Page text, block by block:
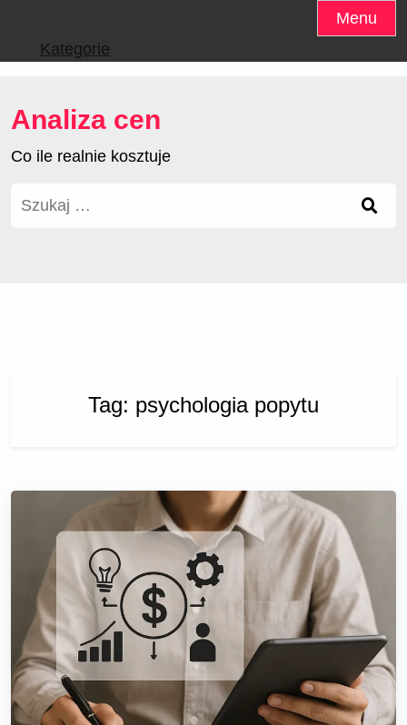
content
Menu
Kategorie
Analiza cen
Co ile realnie kosztuje
Szukaj:
Tag: psychologia popytu